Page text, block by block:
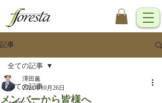
記事
全ての記事
全ての記事
メンバーから皆様へ
澤田薫
2021年10月26日